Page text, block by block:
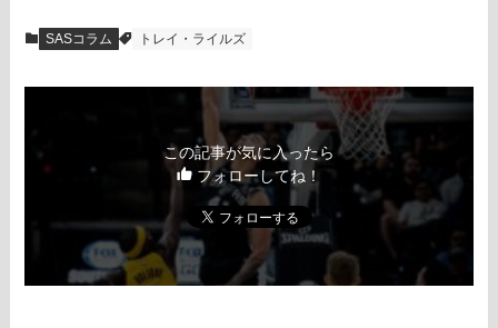
SASコラム トレイ・ライルズ
この記事が気に入ったら
フォローしてね！